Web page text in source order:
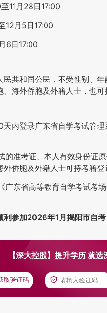
11月28日17:00
12月5日17:00
6日17:00
民共和国公民，不受性别、
海外侨胞及外籍人士，也可
天内登录广东省自学考试管
的准考证、本人有效身份证
侨胞及外籍人士可持考籍登
广东省高等教育自学考试考
参加2026年1月揭阳市自
【深大控股】提升学历 就选
取验证码